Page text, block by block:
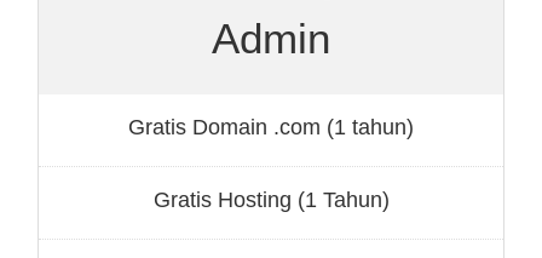
Admin
Gratis Domain .com (1 tahun)
Gratis Hosting (1 Tahun)